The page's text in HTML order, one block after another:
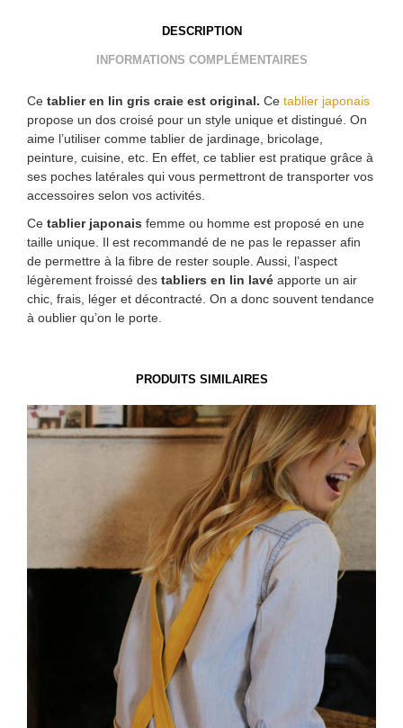
DESCRIPTION
INFORMATIONS COMPLÉMENTAIRES
Ce tablier en lin gris craie est original. Ce tablier japonais
propose un dos croisé pour un style unique et distingué. On
aime l’utiliser comme tablier de jardinage, bricolage,
peinture, cuisine, etc. En effet, ce tablier est pratique grâce à
ses poches latérales qui vous permettront de transporter vos
accessoires selon vos activités.
Ce tablier japonais femme ou homme est proposé en une
taille unique. Il est recommandé de ne pas le repasser afin
de permettre à la fibre de rester souple. Aussi, l’aspect
légèrement froissé des tabliers en lin lavé apporte un air
chic, frais, léger et décontracté. On a donc souvent tendance
à oublier qu’on le porte.
PRODUITS SIMILAIRES